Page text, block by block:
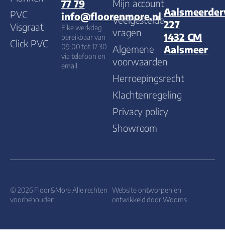
PVC
Visgraat
Click PVC
77 79
info@floorenmore.nl
Elke werkdag
bereikbaar van
09:00 tot 17:30
via telefoon en
email
Mijn account
Veelgestelde
vragen
Algemene
voorwaarden
Herroepingsrecht
Klachtenregeling
Privacy policy
Showroom
227
1432 CM
Aalsmeer
© 2026 Floor&More Alle rechten
voorbehouden
Website ontworpen en
ontwikkeld doorWooms